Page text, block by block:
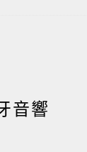
音響